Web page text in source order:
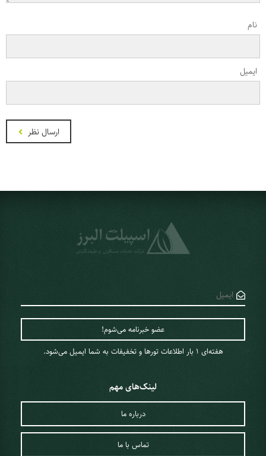
نام
ایمیل
ارسال نظر
هفته‌ای 1 ‌بار اطلاعات تورها و تخفیفات به شما ایمیل می‌شود.
لینک‌های مهم
درباره ما
تماس با ما